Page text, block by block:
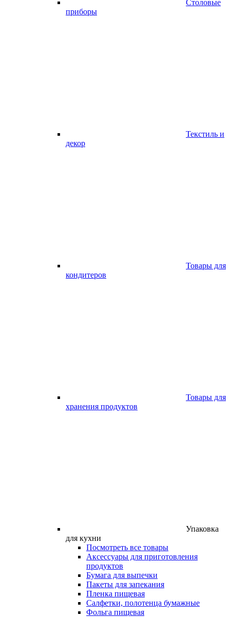
Столовые
приборы
Текстиль и
декор
Товары для
кондитеров
Товары для
хранения продуктов
Упаковка
для кухни
Посмотреть все товары
Аксессуары для приготовления
продуктов
Бумага для выпечки
Пакеты для запекания
Пленка пищевая
Салфетки, полотенца бумажные
Фольга пищевая